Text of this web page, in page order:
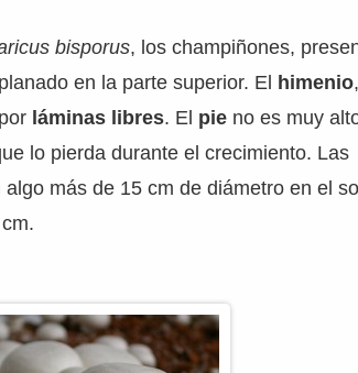
bisporus, los champiñones,
en la parte superior. El himenio
láminas libres. El pie no es muy
lo pierda durante el crecimiento. Las
más de 15 cm de diámetro en el